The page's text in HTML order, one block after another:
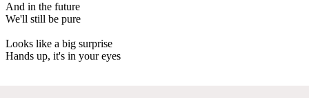
And in the future
We'll still be pure
Looks like a big surprise
Hands up, it's in your eyes